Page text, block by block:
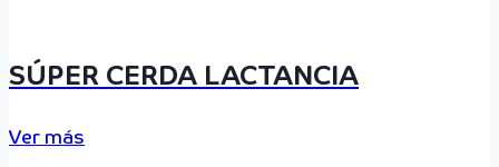
SÚPER CERDA LACTANCIA
Ver más